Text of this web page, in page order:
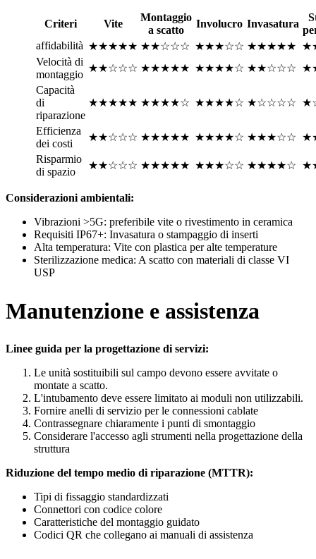
Criteri Vite
Montaggio
a scatto
Involucro Invasatura
affidabilità ★★★★★ ★★☆☆☆ ★★★☆☆ ★★★★★
Velocità di
montaggio
★★☆☆☆ ★★★★★ ★★★★☆ ★★☆☆☆
Capacità
di
riparazione
★★★★★ ★★★★☆ ★★★★☆ ★☆☆☆☆
Efficienza
dei costi
★★☆☆☆ ★★★★★ ★★★★☆ ★★★☆☆
Risparmio
di spazio
★★☆☆☆ ★★★★★ ★★★☆☆ ★★★★☆
Considerazioni ambientali:
Vibrazioni >5G: preferibile vite o rivestimento in ceramica
Requisiti IP67+: Invasatura o stampaggio di inserti
Alta temperatura: Vite con plastica per alte temperature
Sterilizzazione medica: A scatto con materiali di classe VI
USP
Manutenzione e assistenza
Linee guida per la progettazione di servizi:
Le unità sostituibili sul campo devono essere avvitate o
montate a scatto.
L'intubamento deve essere limitato ai moduli non utilizzabili.
Fornire anelli di servizio per le connessioni cablate
Contrassegnare chiaramente i punti di smontaggio
Considerare l'accesso agli strumenti nella progettazione della
struttura
Riduzione del tempo medio di riparazione (MTTR):
Tipi di fissaggio standardizzati
Connettori con codice colore
Caratteristiche del montaggio guidato
Codici QR che collegano ai manuali di assistenza